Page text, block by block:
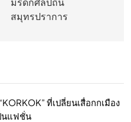
สมุทรปราการ
ที่เปลี่ยนเสื่อกกเมือง
นแฟชั่น